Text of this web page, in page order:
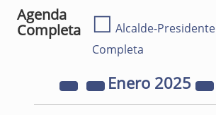
Agenda
Completa
☐ Alcalde-Presidente
Completa
Enero 2025